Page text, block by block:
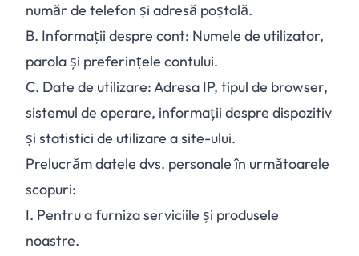
număr de telefon și adresă poștală.
B. Informații despre cont: Numele de utilizator,
parola și preferințele contului.
C. Date de utilizare: Adresa IP, tipul de browser,
sistemul de operare, informații despre dispozitiv
și statistici de utilizare a site-ului.
Prelucrăm datele dvs. personale în următoarele
scopuri:
I. Pentru a furniza serviciile și produsele
noastre.